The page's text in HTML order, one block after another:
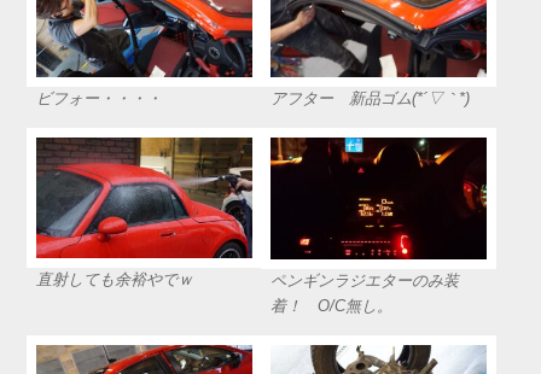
ビフォー・・・・ アフター 新品ゴム(*´▽｀*)
直射しても余裕やでｗ
ペンギンラジエターのみ装
着！ O/C無し。